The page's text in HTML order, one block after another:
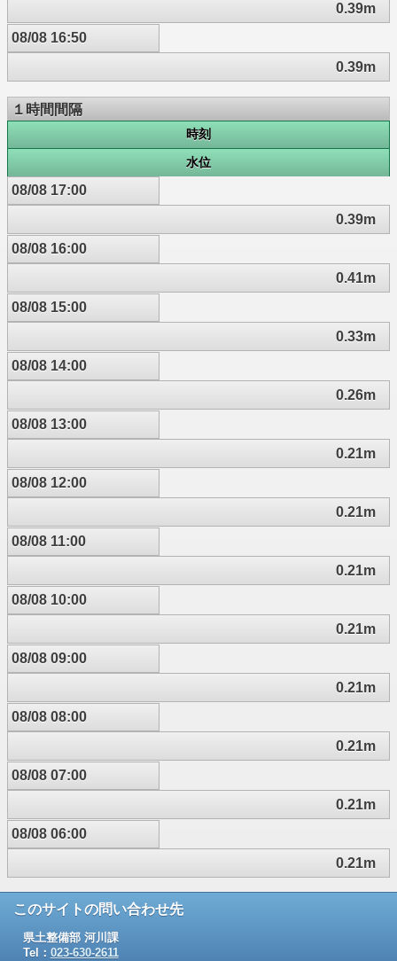
0.39m
08/08 16:50
0.39m
１時間間隔
時刻
水位
08/08 17:00
0.39m
08/08 16:00
0.41m
08/08 15:00
0.33m
08/08 14:00
0.26m
08/08 13:00
0.21m
08/08 12:00
0.21m
08/08 11:00
0.21m
08/08 10:00
0.21m
08/08 09:00
0.21m
08/08 08:00
0.21m
08/08 07:00
0.21m
08/08 06:00
0.21m
このサイトの問い合わせ先
県土整備部 河川課
Tel： 023-630-2611